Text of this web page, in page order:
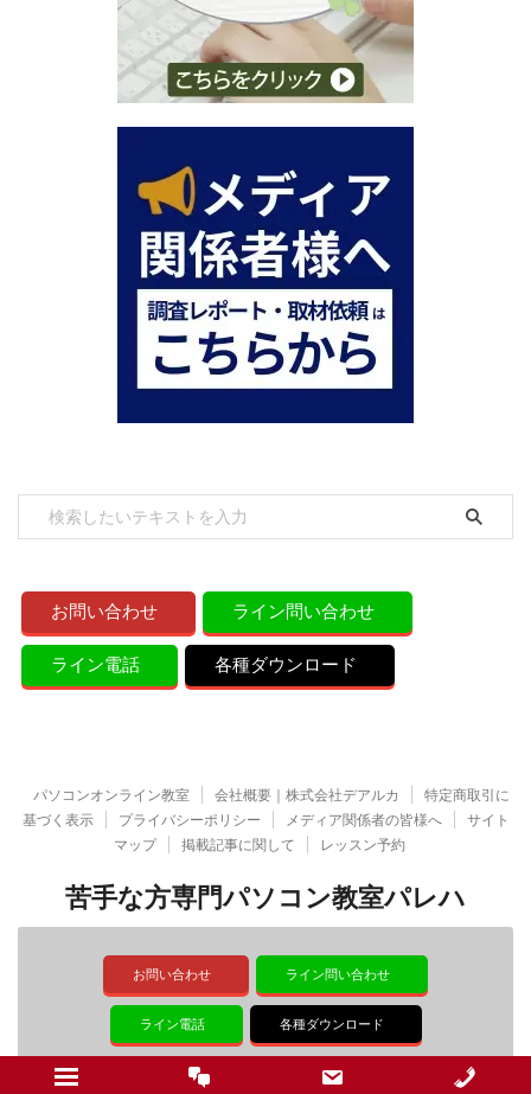
お問い合わせ ライン問い合わせ
ライン電話 各種ダウンロード
パソコンオンライン教室 会社概要｜株式会社デアルカ
特定商取引に
基づく表示
プライバシーポリシー メディア関係者の皆様へ
サイト
マップ
掲載記事に関して レッスン予約
苦手な方専門パソコン教室パレハ
お問い合わせ ライン問い合わせ
ライン電話 各種ダウンロード